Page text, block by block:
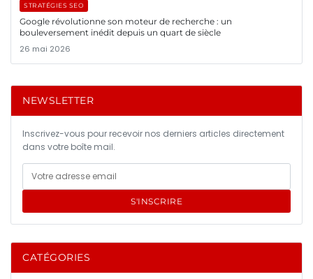
STRATÉGIES SEO
Google révolutionne son moteur de recherche : un
bouleversement inédit depuis un quart de siècle
26 mai 2026
NEWSLETTER
Inscrivez-vous pour recevoir nos derniers articles directement
dans votre boîte mail.
S'INSCRIRE
CATÉGORIES